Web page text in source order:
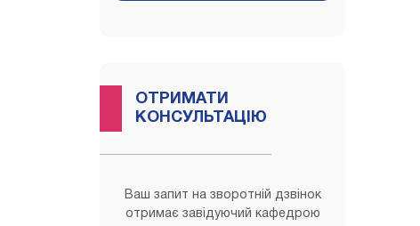
ОТРИМАТИ
КОНСУЛЬТАЦІЮ
Ваш запит на зворотній дзвінок
отримає завідуючий кафедрою